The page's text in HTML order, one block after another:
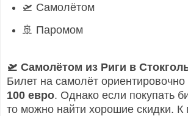
🛫 Самолётом
🚢 Паромом
🛫 Самолётом из Риги в
Билет на самолёт ориентировочно
100 евро. Однако если покупать
то можно найти хорошие скидки. К